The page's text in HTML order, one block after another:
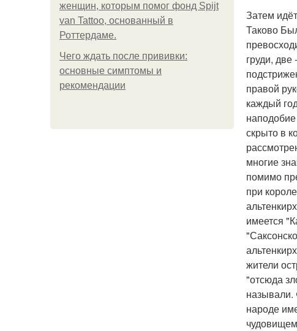
женщин, которым помог фонд Spijt
van Tattoo, основанный в
Роттердаме.
Чего ждать после прививки:
основные симптомы и
рекомендации
Затем
Таково
груди,
правой
каждый
скрыто в
многие
помимо
при
имеется
жители
"отсюда
называли.
народе